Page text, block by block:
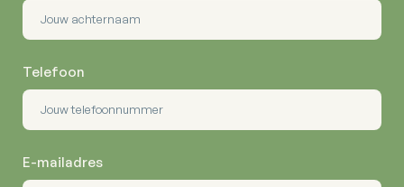
Telefoon
E-mailadres